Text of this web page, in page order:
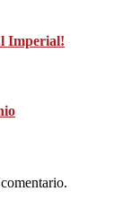
Imperial!